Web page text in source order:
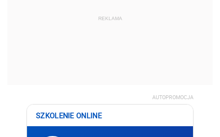
REKLAMA
AUTOPROMOCJA
SZKOLENIE ONLINE